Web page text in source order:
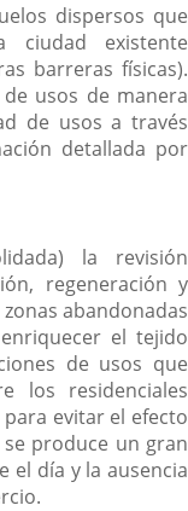
dispersos que
existente
barreras físicas).
usos de manera
de usos a través
detallada por
la revisión
regeneración y
abandonadas
el tejido
de usos que
los residenciales
evitar el efecto
produce un gran
el día y la ausencia